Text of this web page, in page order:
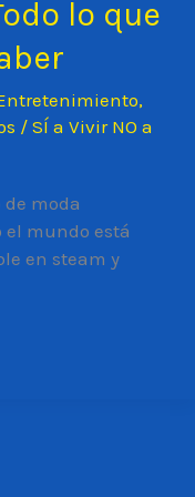
lo que
,
/ SÍ a Vivir NO a
moda
mundo está
en steam y